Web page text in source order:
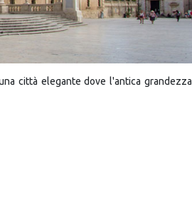
città elegante dove l'antica grandezza